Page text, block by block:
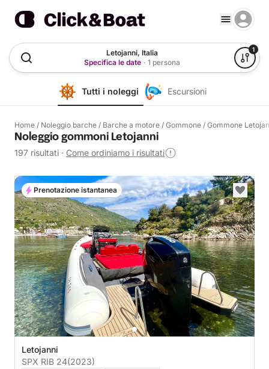
Letojanni, Italia
Specifica le date · 1 persona
1
Tutti i noleggi Escursioni
Home / Noleggio barche / Barche a motore / Gommone / Gommone
Noleggio gommoni Letojanni
197 risultati · Come ordiniamo i risultati
Letojanni
SPX RIB 24(2023)
Prenotazione istantanea